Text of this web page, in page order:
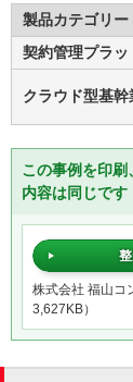
製品カテゴリー
契約管理プラッ
クラウド型基
この事例を印刷
内容は同じです
株式会社 福山コ
3,627KB）